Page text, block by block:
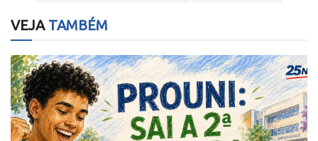
VEJATAMBÉM